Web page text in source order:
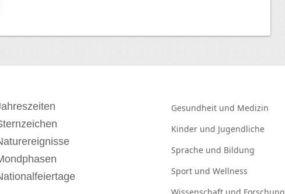
Gesundheit und Medizin
Kinder und Jugendliche
Sprache und Bildung
Sport und Wellness